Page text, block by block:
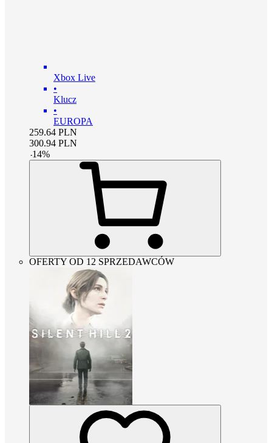
Xbox Live
•
Klucz
•
EUROPA
259.64 PLN
300.94 PLN
-14%
OFERTY OD 12 SPRZEDAWCÓW